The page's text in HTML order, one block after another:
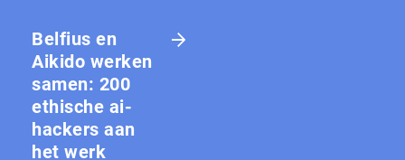
Belfius en
Aikido werken
samen: 200
ethische ai-
hackers aan
het werk